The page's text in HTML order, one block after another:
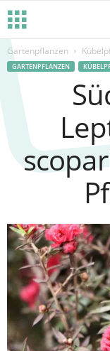
Gartenpflanzen
GARTENPFLANZEN